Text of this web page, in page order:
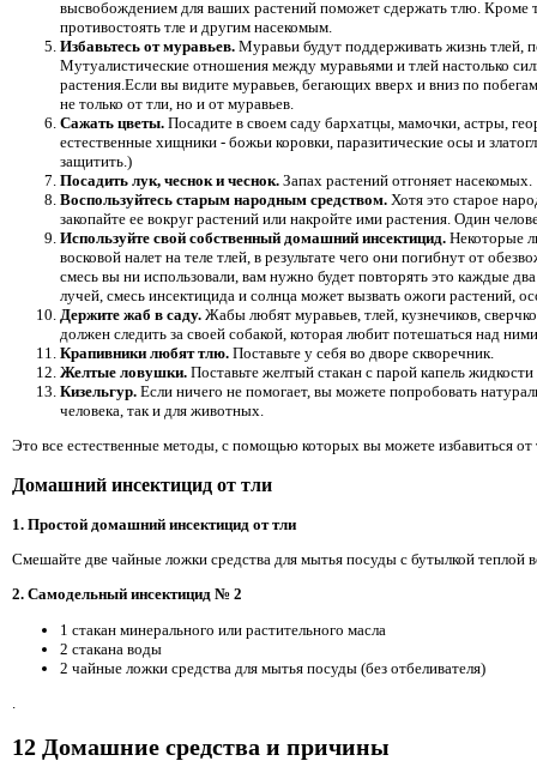
высвобождением для ваших растений поможет сдержать тлю. Кроме
противостоять тле и другим насекомым.
Избавьтесь от муравьев. Муравьи будут поддерживать жизнь тлей,
Мутуалистические отношения между муравьями и тлей настолько
растения.Если вы видите муравьев, бегающих вверх и вниз по
не только от тли, но и от муравьев.
Сажать цветы. Посадите в своем саду бархатцы, мамочки, астры,
естественные хищники - божьи коровки, паразитические осы и
защитить.)
Посадить лук, чеснок и чеснок. Запах растений отгоняет насекомых.
Воспользуйтесь старым народным средством. Хотя это старое
закопайте ее вокруг растений или накройте ими растения. Один
Используйте свой собственный домашний инсектицид. Некоторые
восковой налет на теле тлей, в результате чего они погибнут от
смесь вы ни использовали, вам нужно будет повторять это каждые
лучей, смесь инсектицида и солнца может вызвать ожоги растений,
Держите жаб в саду. Жабы любят муравьев, тлей, кузнечиков,
должен следить за своей собакой, которая любит потешаться над
Крапивники любят тлю. Поставьте у себя во дворе скворечник.
Желтые ловушки. Поставьте желтый стакан с парой капель
Кизельгур. Если ничего не помогает, вы можете попробовать
человека, так и для животных.
Это все естественные методы, с помощью которых вы можете избавиться от
Домашний инсектицид от тли
1. Простой домашний инсектицид от тли
Смешайте две чайные ложки средства для мытья посуды с бутылкой теплой
2. Самодельный инсектицид № 2
1 стакан минерального или растительного масла
2 стакана воды
2 чайные ложки средства для мытья посуды (без отбеливателя)
12 Домашние средства и причины